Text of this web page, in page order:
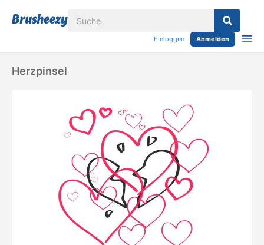
Einloggen Anmelden
Herzpinsel